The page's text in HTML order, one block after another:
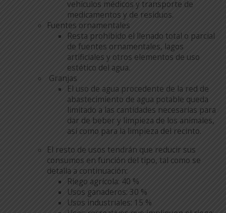
vehículos médicos y transporte de
medicamentos y de residuos.
Fuentes ornamentales
Resta prohibido el llenado total o parcial
de fuentes ornamentales, lagos
artificiales y otros elementos de uso
estético del agua.
Granjas
El uso de agua procedente de la red de
abastecimiento de agua potable queda
limitado a las cantidades necesarias para
dar de beber y limpieza de los animales,
así como para la limpieza del recinto.
El resto de usos tendrán que reducir sus
consumos en función del tipo, tal como se
detalla a continuación:
Riego agrícola: 40 %
Usos ganaderos: 30 %
Usos industriales: 15 %